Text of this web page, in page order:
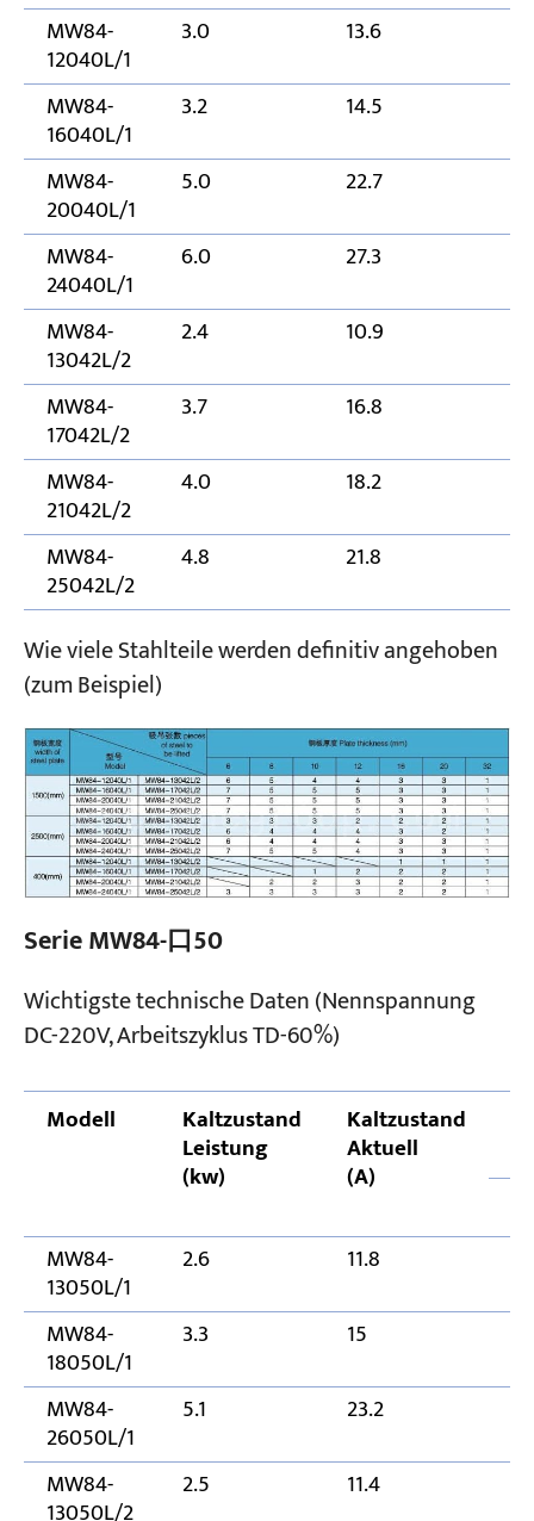
MW84-
12040L/1
3.0 13.6
MW84-
16040L/1
3.2 14.5
MW84-
20040L/1
5.0 22.7
MW84-
24040L/1
6.0 27.3
MW84-
13042L/2
2.4 10.9
MW84-
17042L/2
3.7 16.8
MW84-
21042L/2
4.0 18.2
MW84-
25042L/2
4.8 21.8
Wie viele Stahlteile werden definitiv angehoben
(zum Beispiel)
Serie MW84-口50
Wichtigste technische Daten (Nennspannung
DC-220V, Arbeitszyklus TD-60%)
Modell Kaltzustand
Leistung
(kw)
Kaltzustand
Aktuell
(A)
MW84-
13050L/1
2.6 11.8
MW84-
18050L/1
3.3 15
MW84-
26050L/1
5.1 23.2
MW84- 2.5 11.4